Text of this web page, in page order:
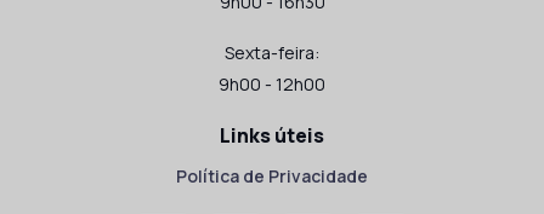
Sexta-feira:
9h00 - 12h00
Links úteis
Política de Privacidade